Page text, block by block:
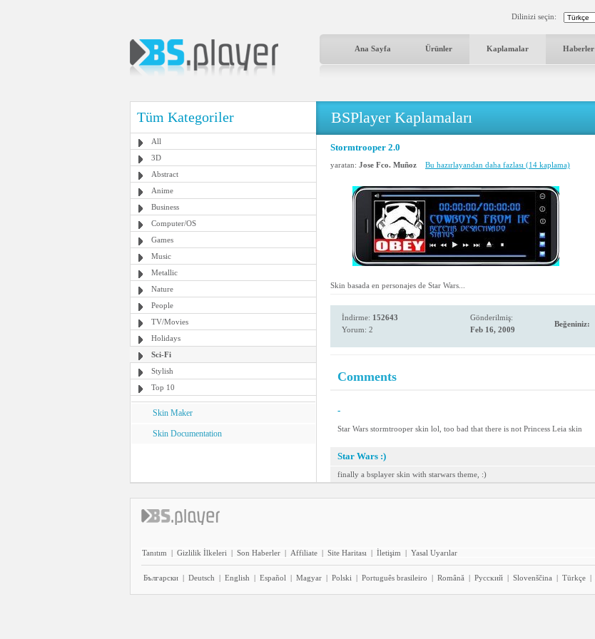
Dilinizi seçin:
Ana Sayfa Ürünler Kaplamalar Haberler
Tüm Kategoriler
All
3D
Abstract
Anime
Business
Computer/OS
Games
Music
Metallic
Nature
People
TV/Movies
Holidays
Sci-Fi
Stylish
Top 10
Skin Maker
Skin Documentation
BSPlayer Kaplamaları
Stormtrooper 2.0
yaratan: Jose Fco. Muñoz Bu hazırlayandan daha fazlası (14 kaplama)
Skin basada en personajes de Star Wars...
İndirme: 152643
Yorum: 2
Gönderilmiş:
Feb 16, 2009
Beğeniniz:
Comments
-
Star Wars stormtrooper skin lol, too bad that there is not Princess Leia skin
Star Wars :)
finally a bsplayer skin with starwars theme, :)
Tanıtım | Gizlilik İlkeleri | Son Haberler | Affiliate | Site Haritası | İletişim | Yasal Uyarılar
Български | Deutsch | English | Español | Magyar | Polski | Português brasileiro | Română | Pyccĸий | Slovenščina | Türkçe |